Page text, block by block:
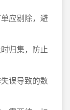
应剔除，避
归集，防止
误导致的数